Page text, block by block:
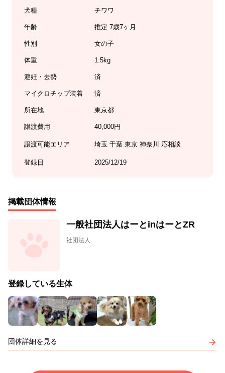
犬種 チワワ
年齢 推定 7歳7ヶ月
性別 女の子
体重 1.5kg
避妊・去勢 済
マイクロチップ装着 済
所在地 東京都
譲渡費用 40,000円
譲渡可能エリア 埼玉 千葉 東京 神奈川 応相談
登録日 2025/12/19
掲載団体情報
一般社団法人はーとinはーとZR
社団法人
登録している生体
団体詳細を見る